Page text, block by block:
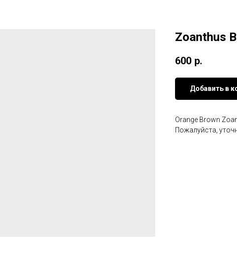
Zoanthus
600 р.
Добавить в
Orange Brown
Пожалуйста,